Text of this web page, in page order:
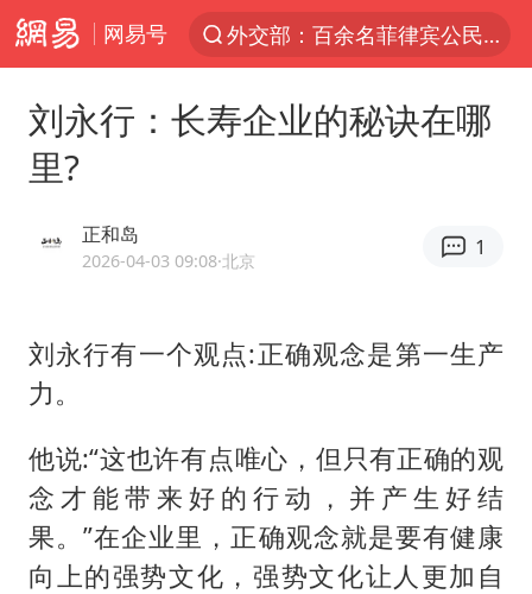
网易号
外交部：百余名菲律宾公民被依法处理
中使馆：重大涉诈逃犯檀某落网
哥伦比亚发生7.5级地震
伊朗最高领袖将任命数名高级指挥官
上海将苏州河水强排至黄浦江
广岛长崎的昨天未必不会是日本的明天
易烊千玺金鸡百花双料影帝
刘永行：长寿企业的秘诀在哪
里?
正和岛
2026-04-03 09:08·北京
1
刘永行有一个观点:正确观念是第一生产
力。
他说:“这也许有点唯心，但只有正确的观
念才能带来好的行动，并产生好结
果。”在企业里，正确观念就是要有健康
向上的强势文化，强势文化让人更加自